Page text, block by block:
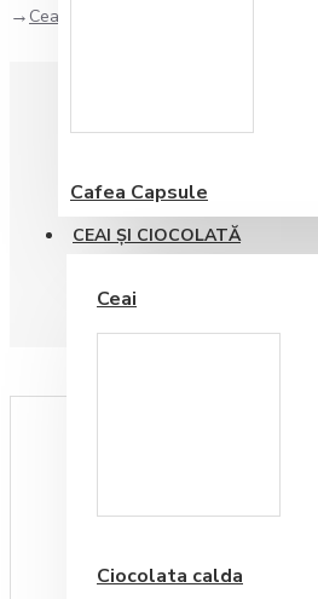
Cafea Capsule
CEAI ŞI CIOCOLATĂ
Ceai
Ciocolata calda
Ceai de Musetel Dammann 21 plicuri